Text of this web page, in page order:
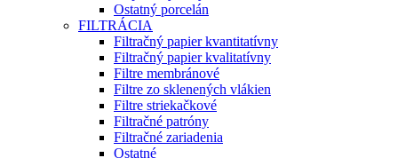
Ostatný porcelán
FILTRÁCIA
Filtračný papier kvantitatívny
Filtračný papier kvalitatívny
Filtre membránové
Filtre zo sklenených vlákien
Filtre striekačkové
Filtračné patróny
Filtračné zariadenia
Ostatné